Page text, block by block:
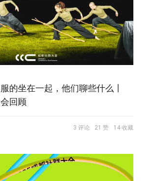
的坐在一起，他们聊些什么丨
回顾
3 评论 21 赞 14 收藏